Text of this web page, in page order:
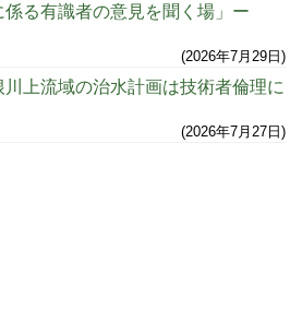
る有識者の意見を聞く場」ー
2026年7月29日
上流域の治水計画は技術者倫理に
2026年7月27日